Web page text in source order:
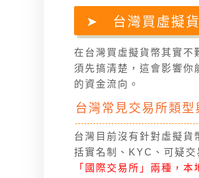
台灣買虛擬
在台灣買虛擬貨幣其實不
須先搞清楚，這會影響你
的資金流向。
台灣常見交易所類型
台灣目前沒有針對虛擬貨
括實名制、KYC、可疑交
「國際交易所」兩種，